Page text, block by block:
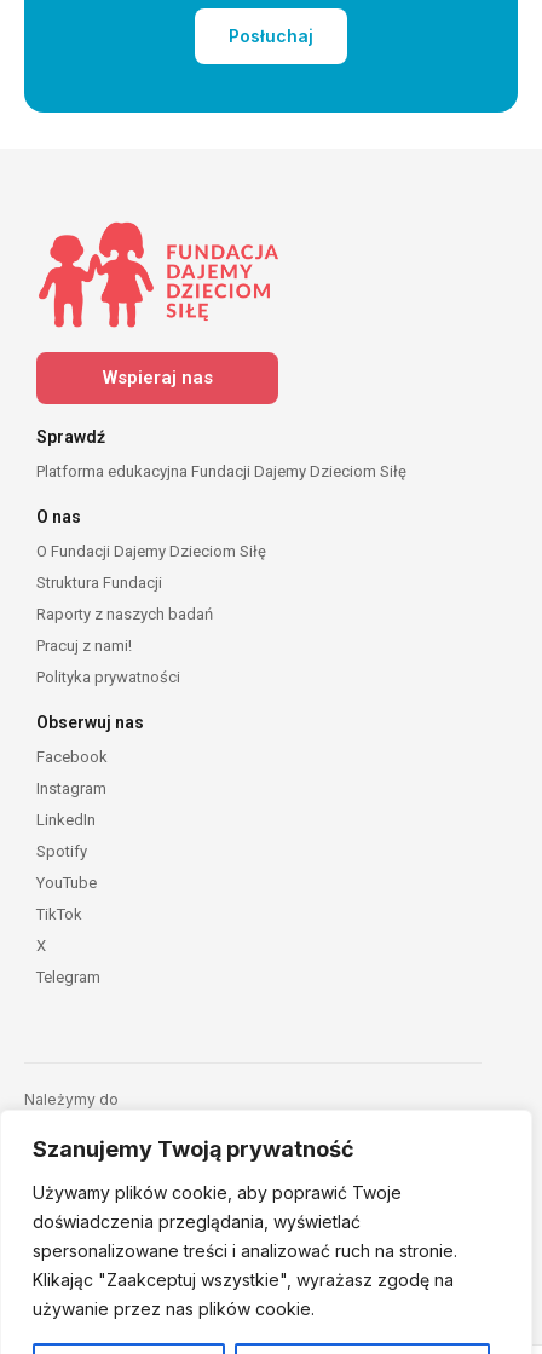
Szanujemy Twoją prywatność
Używamy plików cookie, aby poprawić Twoje
doświadczenia przeglądania, wyświetlać
spersonalizowane treści i analizować ruch na stronie.
Klikając "Zaakceptuj wszystkie", wyrażasz zgodę na
używanie przez nas plików cookie.
Posłuchaj
Wspieraj nas
Sprawdź
Platforma edukacyjna Fundacji Dajemy Dzieciom Siłę
O nas
O Fundacji Dajemy Dzieciom Siłę
Struktura Fundacji
Raporty z naszych badań
Pracuj z nami!
Polityka prywatności
Obserwuj nas
Facebook
Instagram
LinkedIn
Spotify
YouTube
TikTok
X
Telegram
Należymy do
© 2026 Fundacja Dajemy Dzieciom Siłę • Projekt: nordmind.pl